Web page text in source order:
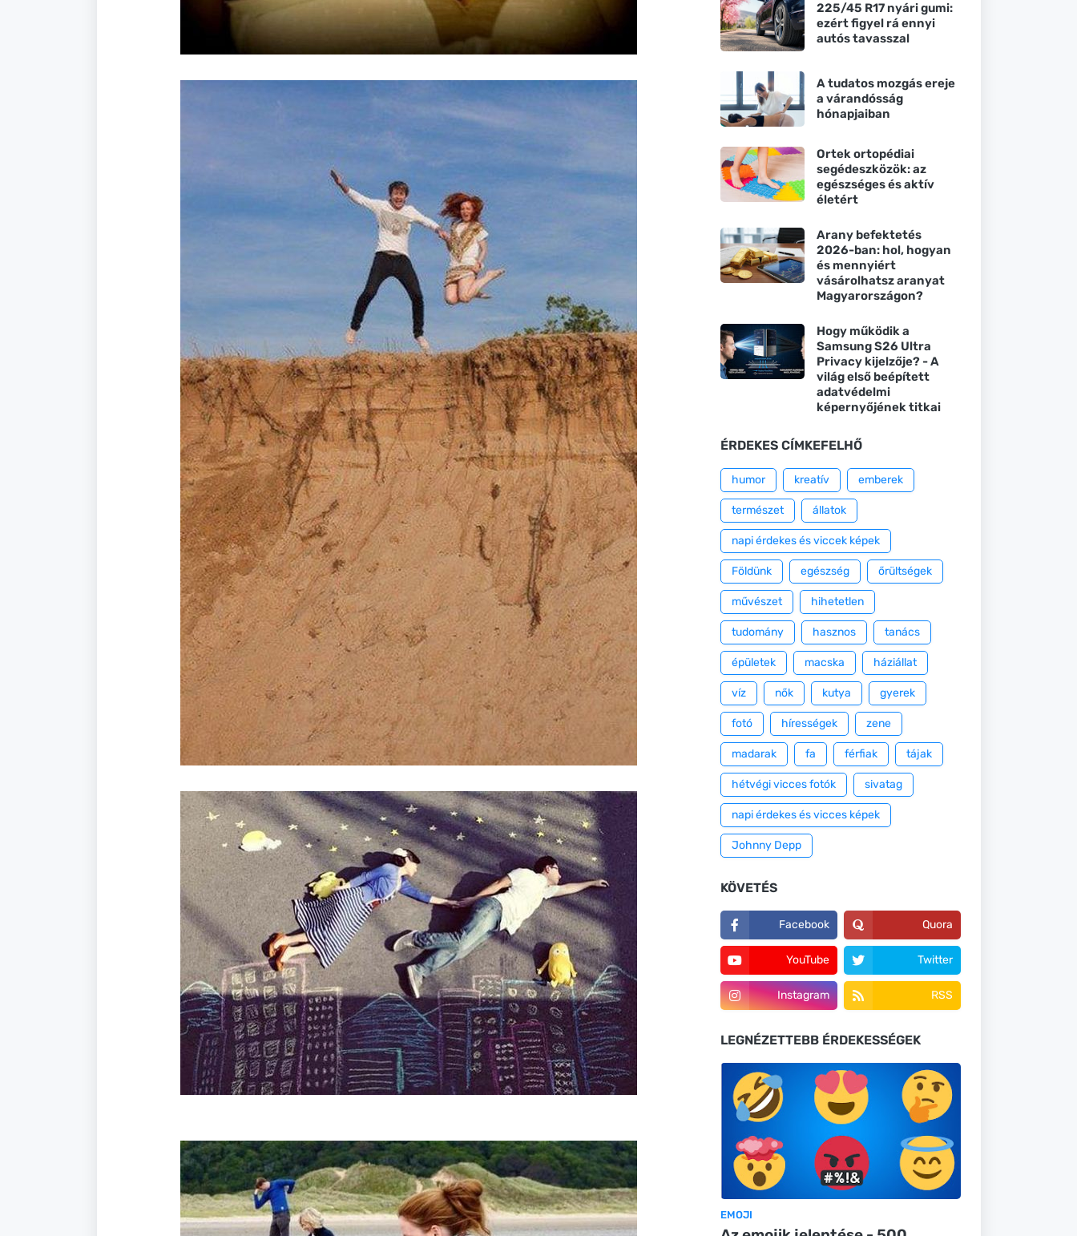
225/45 R17 nyári gumi:
ezért figyel rá ennyi
autós tavasszal
A tudatos mozgás ereje
a várandósság
hónapjaiban
Ortek ortopédiai
segédeszközök: az
egészséges és aktív
életért
Arany befektetés
2026-ban: hol, hogyan
és mennyiért
vásárolhatsz aranyat
Magyarországon?
Hogy működik a
Samsung S26 Ultra
Privacy kijelzője? - A
világ első beépített
adatvédelmi
képernyőjének titkai
ÉRDEKES CÍMKEFELHŐ
humor kreatív emberek
természet állatok
napi érdekes és viccek képek
Földünk egészség őrültségek
művészet hihetetlen
tudomány hasznos tanács
épületek macska háziállat
víz nők kutya gyerek
fotó hírességek zene
madarak fa férfiak tájak
hétvégi vicces fotók sivatag
napi érdekes és vicces képek
Johnny Depp
KÖVETÉS
Facebook Quora
YouTube Twitter
Instagram RSS
LEGNÉZETTEBB ÉRDEKESSÉGEK
EMOJI